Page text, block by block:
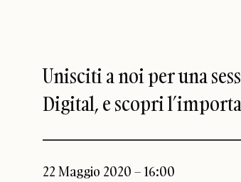
Unisciti a noi per una
Digital, e scopri
22 Maggio 2020 – 16:00